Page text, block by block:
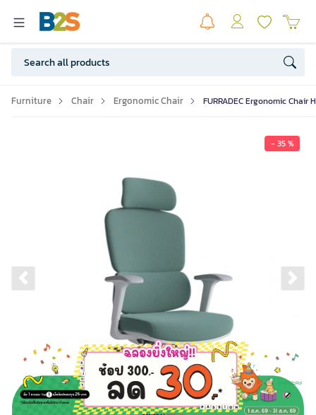
Furniture Chair Ergonomic Chair FURRADEC Ergonomic Chair
- 35 %
Previous slide